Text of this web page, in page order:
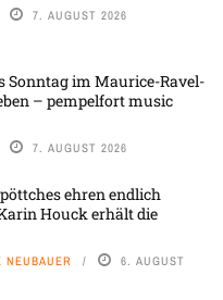
7. AUGUST 2026
Sonntag im Maurice-Ravel-
– pempelfort music
7. AUGUST 2026
ehren endlich
Houck erhält die
6. AUGUST